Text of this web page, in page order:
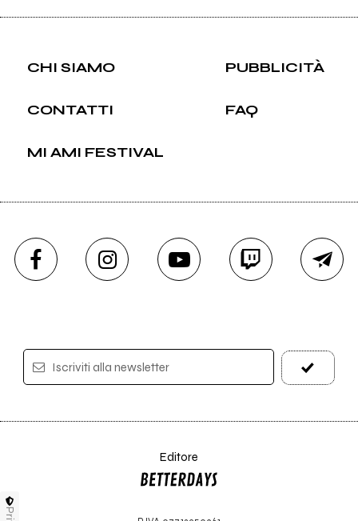
CHI SIAMO PUBBLICITÀ
CONTATTI FAQ
MI AMI FESTIVAL
Iscriviti alla newsletter
Editore